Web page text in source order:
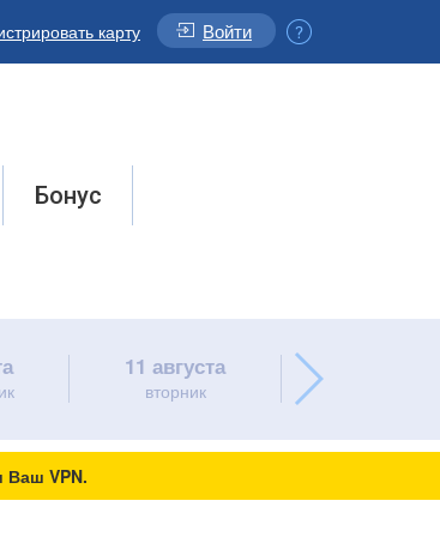
карту Войти
Бонус
11 августа
вторник
Ваш VPN.